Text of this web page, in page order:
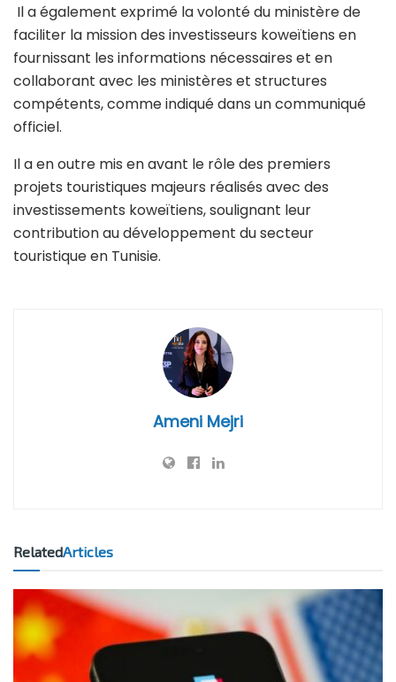
Il a également exprimé la volonté du ministère de
faciliter la mission des investisseurs koweïtiens en
fournissant les informations nécessaires et en
collaborant avec les ministères et structures
compétents, comme indiqué dans un communiqué
officiel.
Il a en outre mis en avant le rôle des premiers
projets touristiques majeurs réalisés avec des
investissements koweïtiens, soulignant leur
contribution au développement du secteur
touristique en Tunisie.
Ameni Mejri
RelatedArticles